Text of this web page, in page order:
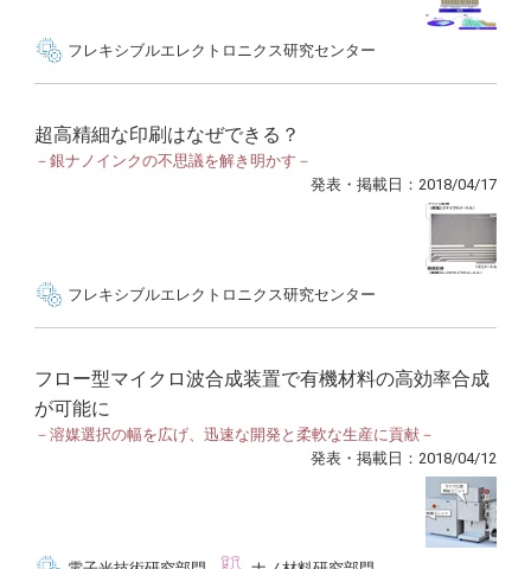
フレキシブルエレクトロニクス研究センター
超高精細な印刷はなぜできる？
－銀ナノインクの不思議を解き明かす－
発表・掲載日：2018/04/17
フレキシブルエレクトロニクス研究センター
フロー型マイクロ波合成装置で有機材料の高効率合成
が可能に
－溶媒選択の幅を広げ、迅速な開発と柔軟な生産に貢献－
発表・掲載日：2018/04/12